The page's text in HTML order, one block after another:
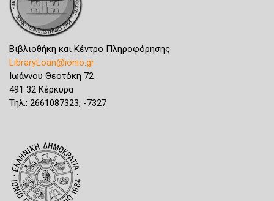
Βιβλιοθήκη και Κέντρο Πληροφόρησης
LibraryLoan@ionio.gr
Ιωάννου Θεοτόκη 72
491 32 Κέρκυρα
Τηλ.: 2661087323, -7327